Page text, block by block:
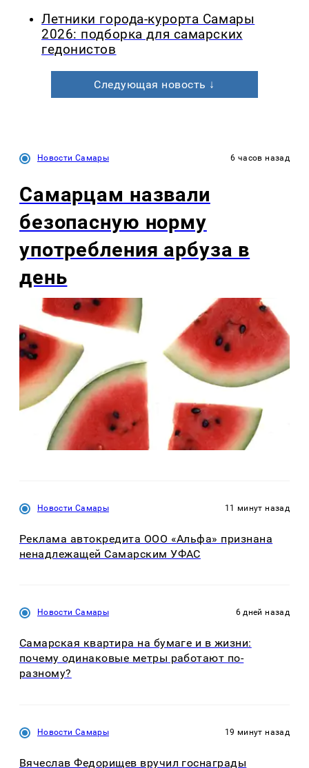
Летники города-курорта Самары
2026: подборка для самарских
гедонистов
Следующая новость ↓
Новости Самары 6 часов назад
Самарцам назвали
безопасную норму
употребления арбуза в
день
Новости Самары 11 минут назад
Реклама автокредита ООО «Альфа» признана
ненадлежащей Самарским УФАС
Новости Самары 6 дней назад
Самарская квартира на бумаге и в жизни:
почему одинаковые метры работают по-
разному?
Новости Самары 19 минут назад
Вячеслав Федорищев вручил госнаграды